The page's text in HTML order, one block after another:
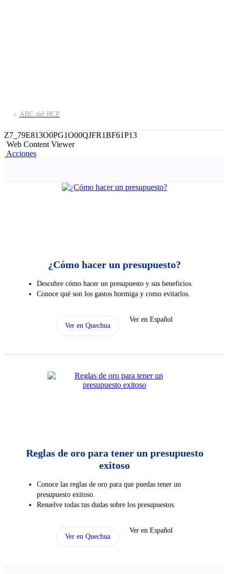
ABC del BCP
Z7_79E813O0PG1O00QJFR1BF61P13
Web Content Viewer
Acciones
¿Cómo hacer un presupuesto?
Descubre cómo hacer un presupuesto y sus beneficios.
Conoce qué son los gastos hormiga y como evitarlos.
Ver en Español
Ver en Quechua
Reglas de oro para tener un presupuesto
exitoso
Conoce las reglas de oro para que puedas tener un
presupuesto exitoso.
Resuelve todas tus dudas sobre los presupuestos.
Ver en Español
Ver en Quechua